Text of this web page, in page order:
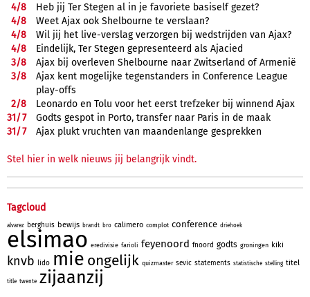
4/8
Heb jij Ter Stegen al in je favoriete basiself gezet?
4/8
Weet Ajax ook Shelbourne te verslaan?
4/8
Wil jij het live-verslag verzorgen bij wedstrijden van Ajax?
4/8
Eindelijk, Ter Stegen gepresenteerd als Ajacied
3/8
Ajax bij overleven Shelbourne naar Zwitserland of Armenië
3/8
Ajax kent mogelijke tegenstanders in Conference League
play-offs
2/8
Leonardo en Tolu voor het eerst trefzeker bij winnend Ajax
31/7
Godts gespot in Porto, transfer naar Paris in de maak
31/7 Ajax plukt vruchten van maandenlange gesprekken
Stel hier in welk nieuws jij belangrijk vindt.
Tagcloud
alvarez berghuis bewijs brandt bro calimero complot conference driehoek
elsimao eredivisie farioli feyenoord fnoord godts groningen kiki
knvb lido mie ongelijk quizmaster sevic statements statistische stelling titel
title twente zijaanzij